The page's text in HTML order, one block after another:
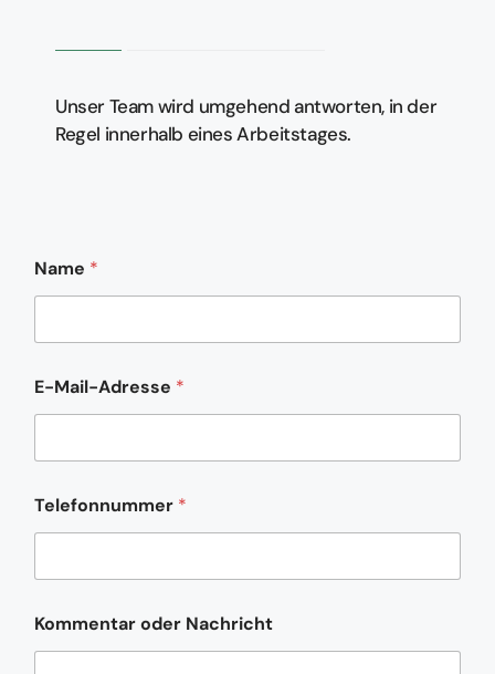
Unser Team wird umgehend antworten, in der
Regel innerhalb eines Arbeitstages.
a
m
*
a
m
e
Name *
E-Mail-Adresse *
Telefonnummer *
Kommentar oder Nachricht